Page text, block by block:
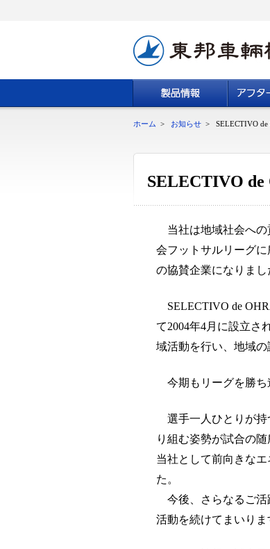
ホーム > お知らせ > SELECTIVO
SELECTIVO
当社は地域社会への
会フットサルリーグ
の協賛企業になりまし
SELECTIVO de
て2004年4月に設立
域活動を行い、地域
今期もリーグを勝ち
選手一人ひとりが持
り組む姿勢が試合の
当社として前向きな
た。
今後、さらなるご活
活動を続けてまいりま